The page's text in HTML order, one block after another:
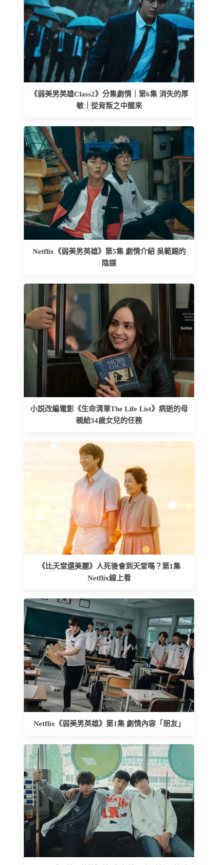
《弱美男英雄Class2》分集劇情｜第6集 消失的厚
敏｜從背叛之中醒來
Netflix《弱美男英雄》第5集 劇情介紹 吳範錫的
陰謀
小説改編電影《生命清單The Life List》病逝的母
親給34歲女兒的任務
《比天堂還美麗》人死後會到天堂嗎？第1集
Netflix線上看
Netflix《弱美男英雄》第1集 劇情內容「朋友」